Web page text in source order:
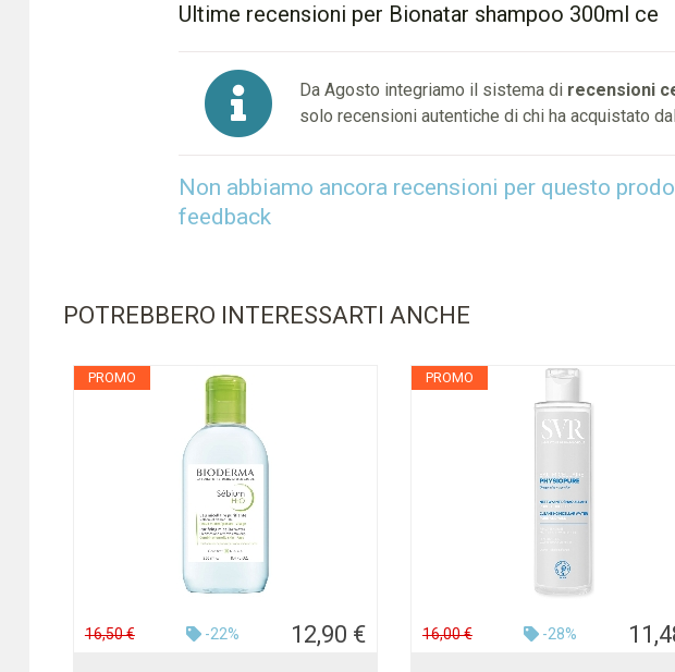
Ultime recensioni per Bionatar shampoo 300ml ce
Da Agosto integriamo il sistema di recensioni
solo recensioni autentiche di chi ha acquistato
Non abbiamo ancora recensioni per questo
feedback
POTREBBERO INTERESSARTI ANCHE
PROMO
16,50 € -22% 12,90 €
PROMO
16,00 € -28%